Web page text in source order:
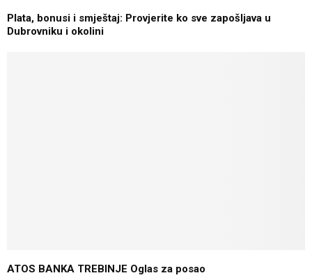
Plata, bonusi i smještaj: Provjerite ko sve zapošljava u
Dubrovniku i okolini
ATOS BANKA TREBINJE Oglas za posao